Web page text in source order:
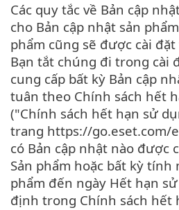
Các quy tắc về Bản cập
cho Bản cập nhật sản
phẩm cũng sẽ được cài
Bạn tắt chúng đi trong cài
cung cấp bất kỳ Bản cập
tuân theo Chính sách hết
("Chính sách hết hạn sử
trang https://go.eset.com/
có Bản cập nhật nào được
Sản phẩm hoặc bất kỳ tính
phẩm đến ngày Hết hạn
định trong Chính sách hết